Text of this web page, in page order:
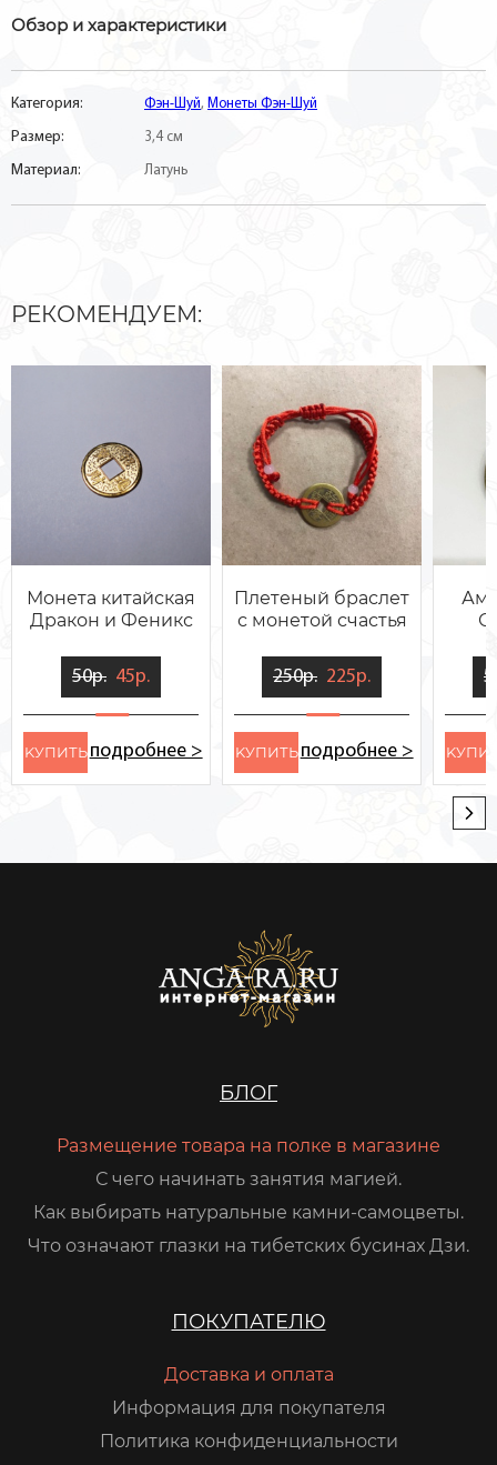
Обзор и характеристики
Категория: Фэн-Шуй, Монеты Фэн-Шуй
Размер: 3,4 см
Материал: Латунь
РЕКОМЕНДУЕМ:
Монета китайская
Дракон и Феникс
50р. 45р.
KУПИТЬ подробнее >
Плетеный браслет
с монетой счастья
250р. 225р.
KУПИТЬ подробнее >
БЛОГ
Размещение товара на полке в магазине
С чего начинать занятия магией.
Как выбирать натуральные камни-самоцветы.
Что означают глазки на тибетских бусинах Дзи.
ПОКУПАТЕЛЮ
Доставка и оплата
Информация для покупателя
Политика конфиденциальности